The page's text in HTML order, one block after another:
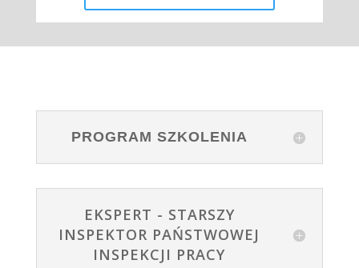
PROGRAM SZKOLENIA
EKSPERT - STARSZY
INSPEKTOR PAŃSTWOWEJ
INSPEKCJI PRACY